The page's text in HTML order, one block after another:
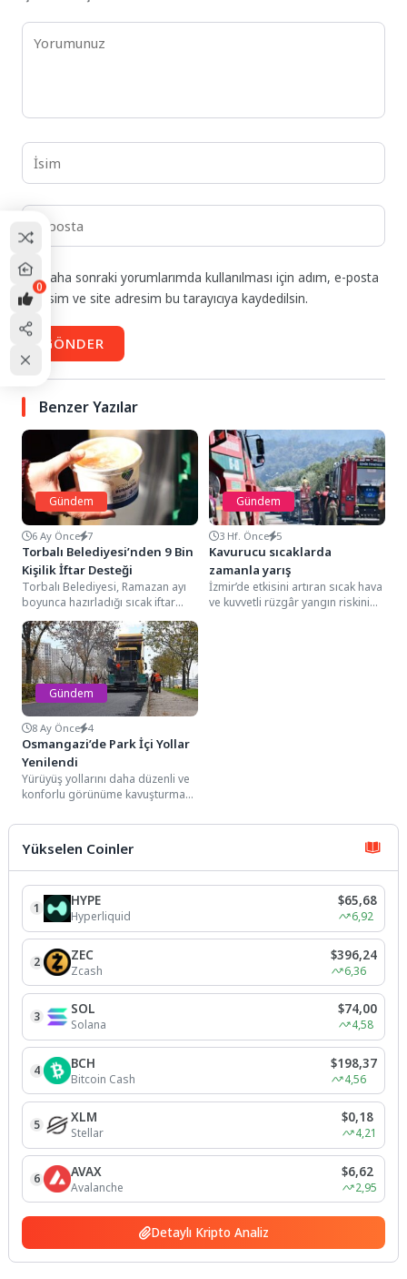
Daha sonraki yorumlarımda kullanılması için adım, e-posta
adresim ve site adresim bu tarayıcıya kaydedilsin.
GÖNDER
Benzer Yazılar
Gündem
6 Ay Önce 7
Torbalı Belediyesi’nden 9 Bin
Kişilik İftar Desteği
Torbalı Belediyesi, Ramazan ayı
boyunca hazırladığı sıcak iftar
yemeklerini ihtiyaç sahibi aileler
ile 65 yaş...
Gündem
3 Hf. Önce 5
Kavurucu sıcaklarda
zamanla yarış
İzmir’de etkisini artıran sıcak hava
ve kuvvetli rüzgâr yangın riskini
Gündem
8 Ay Önce 4
Osmangazi’de Park İçi Yollar
Yenilendi
Yürüyüş yollarını daha düzenli ve
konforlu görünüme kavuşturmak
sürdüren Osmangazi Belediyesi,
ilçenin...
Yükselen Coinler
1 HYPE
Hyperliquid
$65,68
6,92
2 ZEC
Zcash
$396,24
6,36
3 SOL
Solana
$74,00
4,58
4 BCH
Bitcoin Cash
$198,37
4,56
5 XLM
Stellar
$0,18
4,21
6 AVAX
Avalanche
$6,62
2,95
Detaylı Kripto Analiz
0